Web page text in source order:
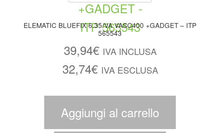
ELEMATIC BLUEFIX 6.35/VA VASC400 +GADGET – ITP
565543
39,94€ IVA INCLUSA
32,74€ IVA ESCLUSA
Aggiungi al carrello